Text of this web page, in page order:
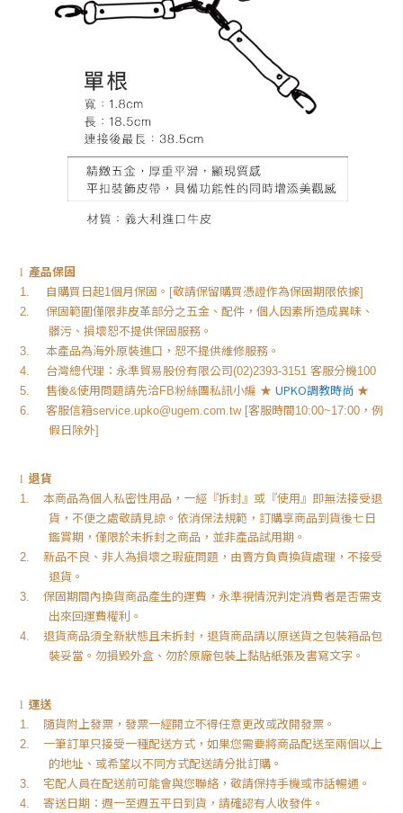
l 產品保固
1. 自購買日起1個月保固。 [敬請保留購買憑證作為保固期限依據]
2.
保固範圍僅限非皮革部分之五金、配件，個人因素所造成異味、
髒污、損壞恕不提供保固服務。
3. 本產品為海外原裝進口，恕不提供維修服務。
4. 台灣總代理：永準貿易股份有限公司(02)2393-3151 客服分機100
5.
售後&使用問題請先洽FB粉絲團私訊小編 ★ UPKO調教時尚 ★
6. 客服信箱service.upko@ugem.com.tw [客服時間10:00~17:00 ，例
假日除外]
l 退貨
1.
本商品為個人私密性用品，一經『拆封』或『使用』即無法接受退
貨，不便之處敬請見諒。依消保法規範，訂購享商品到貨後七日
鑑賞期，僅限於未拆封之商品，並非產品試用期。
2.
新品不良、非人為損壞之瑕疵問題，由賣方負責換貨處理，不接受
退貨。
3.
保固期間內換貨商品產生的運費，永準視情況判定消費者是否需支
出來回運費權利。
4.
退貨商品須全新狀態且未拆封，退貨商品請以原送貨之包裝箱品包
裝妥當。勿損毀外盒、勿於原廠包裝上黏貼紙張及書寫文字。
l 運送
1. 隨貨附上發票，發票一經開立不得任意更改或改開發票。
2.
一筆訂單只接受一種配送方式，如果您需要將商品配送至兩個以上
的地址、或希望以不同方式配送請分批訂購。
3. 宅配人員在配送前可能會與您聯絡，敬請保持手機或市話暢通。
4. 寄送日期：週一至週五平日到貨，請確認有人收發件。